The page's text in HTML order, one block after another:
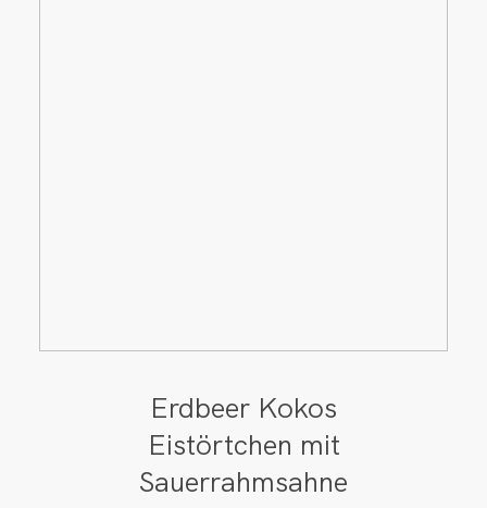
Erdbeer Kokos
Eistörtchen mit
Sauerrahmsahne